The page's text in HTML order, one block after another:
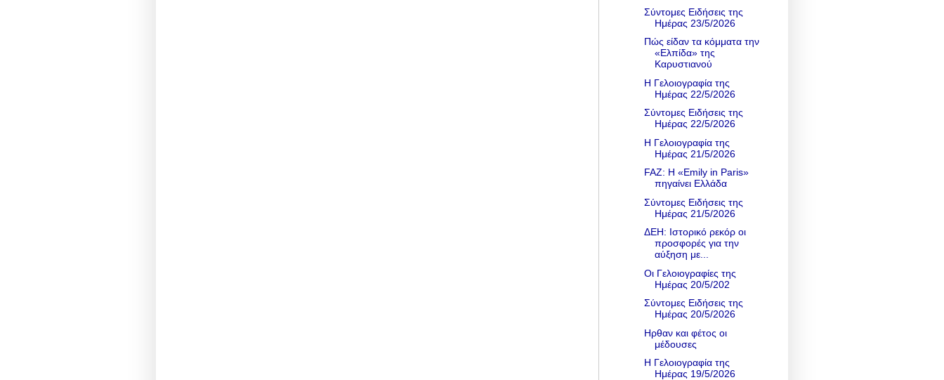
Σύντομες Ειδήσεις της
Ημέρας 23/5/2026
Πώς είδαν τα κόμματα την
«Ελπίδα» της
Καρυστιανού
Η Γελοιογραφία της
Ημέρας 22/5/2026
Σύντομες Ειδήσεις της
Ημέρας 22/5/2026
Η Γελοιογραφία της
Ημέρας 21/5/2026
FAZ: Η «Emily in Paris»
πηγαίνει Ελλάδα
Σύντομες Ειδήσεις της
Ημέρας 21/5/2026
ΔΕΗ: Ιστορικό ρεκόρ οι
προσφορές για την
αύξηση με...
Οι Γελοιογραφίες της
Ημέρας 20/5/202
Σύντομες Ειδήσεις της
Ημέρας 20/5/2026
Ηρθαν και φέτος οι
μέδουσες
Η Γελοιογραφία της
Ημέρας 19/5/2026